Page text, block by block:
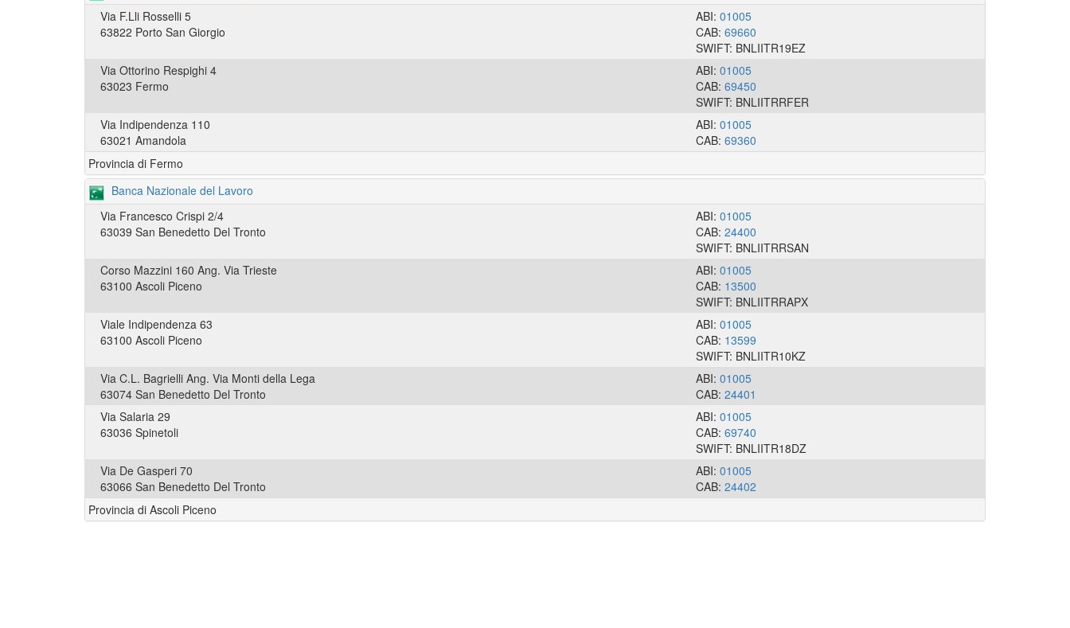
Via F.Lli Rosselli 5
63822 Porto San Giorgio
ABI: 01005
CAB: 69660
SWIFT: BNLIITR19EZ
Via Ottorino Respighi 4
63023 Fermo
ABI: 01005
CAB: 69450
SWIFT: BNLIITRRFER
Via Indipendenza 110
63021 Amandola
ABI: 01005
CAB: 69360
Provincia di Fermo
Banca Nazionale del Lavoro
Via Francesco Crispi 2/4
63039 San Benedetto Del Tronto
ABI: 01005
CAB: 24400
SWIFT: BNLIITRRSAN
Corso Mazzini 160 Ang. Via Trieste
63100 Ascoli Piceno
ABI: 01005
CAB: 13500
SWIFT: BNLIITRRAPX
Viale Indipendenza 63
63100 Ascoli Piceno
ABI: 01005
CAB: 13599
SWIFT: BNLIITR10KZ
Via C.L. Bagrielli Ang. Via Monti della Lega
63074 San Benedetto Del Tronto
ABI: 01005
CAB: 24401
Via Salaria 29
63036 Spinetoli
ABI: 01005
CAB: 69740
SWIFT: BNLIITR18DZ
Via De Gasperi 70
63066 San Benedetto Del Tronto
ABI: 01005
CAB: 24402
Provincia di Ascoli Piceno